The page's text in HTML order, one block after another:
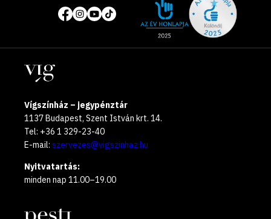
Közösségi
média
oldalak
of
year
Helyszínek
Vígszínház – jegypénztár
1137 Budapest, Szent István krt. 14.
Tel: +36 1 329-23-40
E-mail: szervezes@vigszinhaz.hu
Nyitvatartás:
minden nap 11.00–19.00